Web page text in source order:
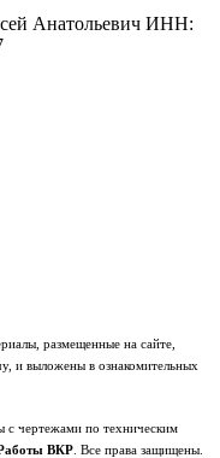
Анатольевич ИНН:
размещенные на сайте,
и выложены в ознакомительных
чертежами по техническим
ВКР. Все права защищены.